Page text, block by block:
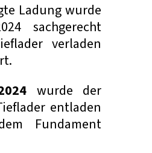
Ladung wurde
sachgerecht
verladen
wurde der
entladen
Fundament